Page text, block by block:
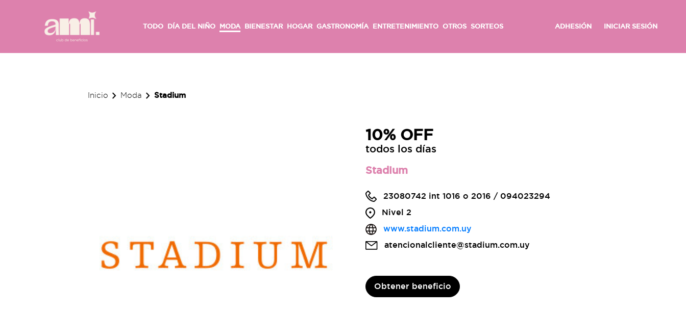
TODO DÍA DEL NIÑO MODA BIENESTAR HOGAR GASTRONOMÍA ENTRETENIMIENTO OTROS SORTEOS ADHESIÓN INICIAR SESIÓN
Inicio chevron_right Moda chevron_right Stadium
10% OFF
todos los días
Stadium
23080742 int 1016 o 2016 / 094023294
Nivel 2
www.stadium.com.uy
atencionalcliente@stadium.com.uy
Obtener beneficio